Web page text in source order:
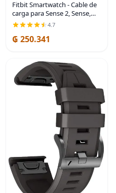
Fitbit Smartwatch - Cable de
carga para Sense 2, Sense,
Versa 4 y Versa 3, producto
oficial, color negro
4.7
₲ 250.341